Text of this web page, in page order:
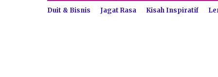
Duit & Bisnis Jagat Rasa Kisah Inspiratif